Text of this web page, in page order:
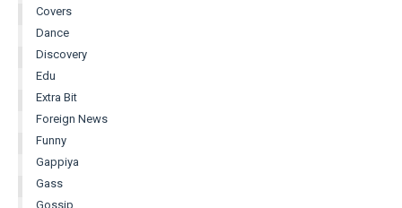
Covers
Dance
Discovery
Edu
Extra Bit
Foreign News
Funny
Gappiya
Gass
Gossip